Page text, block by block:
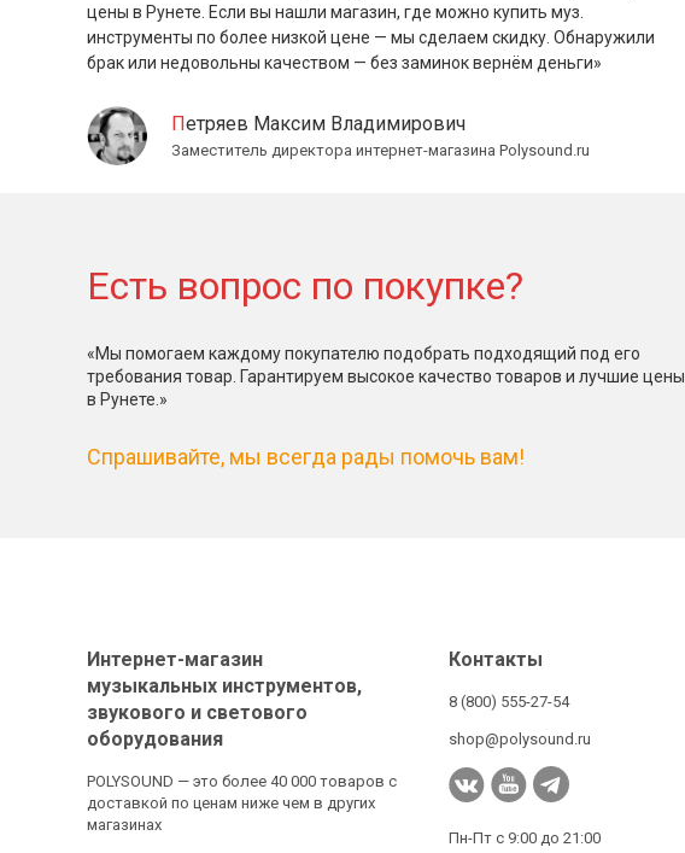
цены в Рунете. Если вы нашли магазин, где можно купить муз.
инструменты по более низкой цене — мы сделаем скидку. Обнаружили
брак или недовольны качеством — без заминок вернём деньги»
Петряев Максим Владимирович
Заместитель директора интернет-магазина Polysound.ru
Есть вопрос по покупке?
«Мы помогаем каждому покупателю подобрать подходящий под его
требования товар. Гарантируем высокое качество товаров и лучшие цены
в Рунете.»
Спрашивайте, мы всегда рады помочь вам!
Интернет-магазин
музыкальных инструментов,
звукового и светового
оборудования
POLYSOUND — это более 40 000 товаров с
доставкой по ценам ниже чем в других
магазинах
Контакты
8 (800) 555-27-54
shop@polysound.ru
Пн-Пт с 9:00 до 21:00